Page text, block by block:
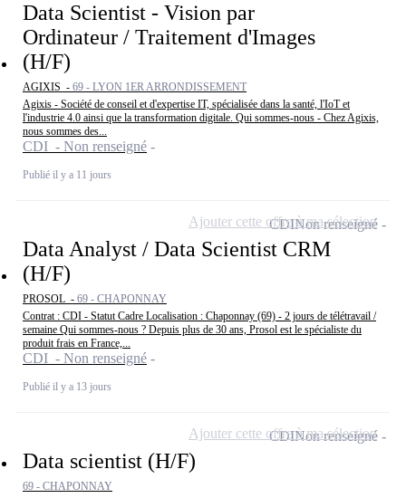
Data Scientist - Vision par
Ordinateur / Traitement d'Images
(H/F)
AGIXIS - 69 - LYON 1ER ARRONDISSEMENT
Agixis - Société de conseil et d'expertise IT, spécialisée dans la santé, l'IoT et
l'industrie 4.0 ainsi que la transformation digitale. Qui sommes-nous - Chez Agixis,
nous sommes des...
CDI - Non renseigné
Publié il y a 11 jours
Data Analyst / Data Scientist CRM
(H/F)
PROSOL - 69 - CHAPONNAY
Contrat : CDI - Statut Cadre Localisation : Chaponnay (69) - 2 jours de télétravail /
semaine Qui sommes-nous ? Depuis plus de 30 ans, Prosol est le spécialiste du
produit frais en France,...
CDI - Non renseigné
Publié il y a 13 jours
CDINon renseigné
Ajouter cette offre à ma sélection
Data scientist (H/F)
69 - CHAPONNAY
CDINon renseigné
Ajouter cette offre à ma sélection